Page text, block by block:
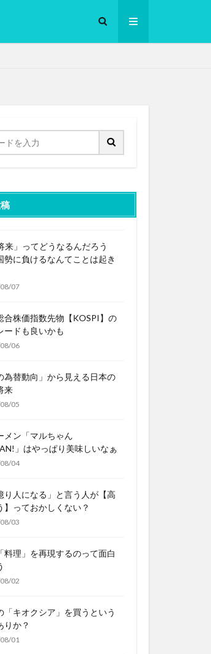
来」ってどうなるんだろう
に負けるなんてことは起き
07
合株価指数先物【KOSPI】の
ードも良いかも
06
為替動向」から見える日本の
来
05
メン「マルちゃん
」はやっぱり美味しいなぁ
04
り人になる」と言う人が【高
】っておかしくない？
03
料理」を再現するのって面白
02
「キオクシア」を買うという
りか？
01